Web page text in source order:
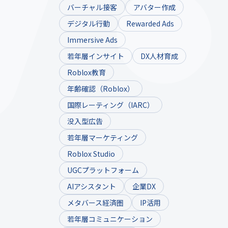
バーチャル接客
アバター作成
デジタル行動
Rewarded Ads
Immersive Ads
若年層インサイト
DX人材育成
Roblox教育
年齢確認（Roblox）
国際レーティング（IARC）
没入型広告
若年層マーケティング
Roblox Studio
UGCプラットフォーム
AIアシスタント
企業DX
メタバース経済圏
IP活用
若年層コミュニケーション